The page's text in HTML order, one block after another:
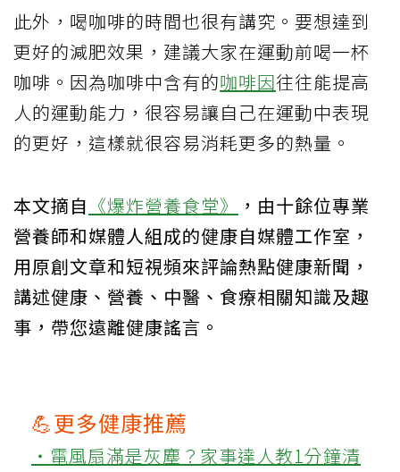
此外，喝咖啡的時間也很有講究。要想達到
更好的減肥效果，建議大家在運動前喝一杯
咖啡。因為咖啡中含有的咖啡因往往能提高
人的運動能力，很容易讓自己在運動中表現
的更好，這樣就很容易消耗更多的熱量。
本文摘自 《爆炸營養食堂》
，由十餘位專業
營養師和媒體人組成的健康自媒體工作室，
用原創文章和短視頻來評論熱點健康新聞，
講述健康、營養、中醫、食療相關知識及趣
事，帶您遠離健康謠言。
💪更多健康推薦
‧電風扇滿是灰塵？家事達人教1分鐘清